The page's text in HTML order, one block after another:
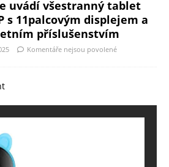
uvádí všestranný tablet
s 11palcovým displejem a
příslušenstvím
Komentáře nejsou povolené